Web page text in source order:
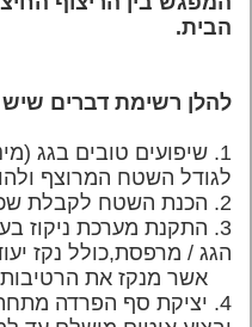
הבית.
להלן רשימת דברים
1.
לגודל השטח המרוצף
2. הכנת השטח לקבלת
3. התקנת מערכת ניקוז
הגג / מרפסת,כולל נקז
אשר מנקז את
4. יציקת סף הפרדה